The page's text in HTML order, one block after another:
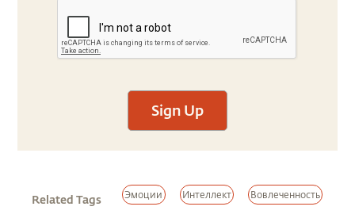
Sign Up
Related Tags Эмоции Интеллект Вовлеченность